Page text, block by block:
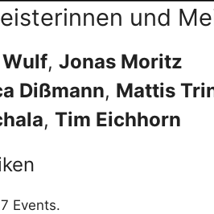
und
, Jonas Moritz
Dißmann, Mattis
, Tim Eichhorn
Events.